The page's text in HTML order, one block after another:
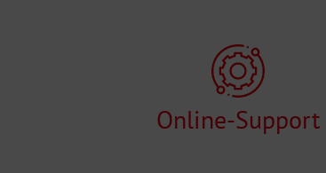
Online-Support